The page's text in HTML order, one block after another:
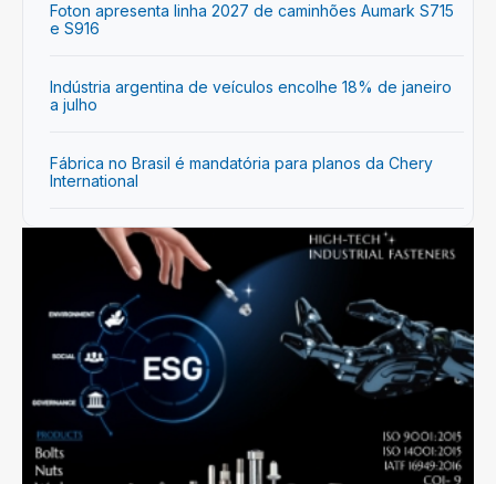
Foton apresenta linha 2027 de caminhões Aumark S715
e S916
Indústria argentina de veículos encolhe 18% de janeiro
a julho
Fábrica no Brasil é mandatória para planos da Chery
International